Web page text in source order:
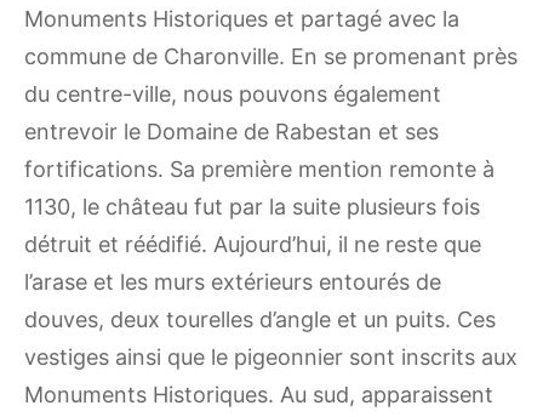
Monuments Historiques et partagé avec la
commune de Charonville. En se promenant près
du centre-ville, nous pouvons également
entrevoir le Domaine de Rabestan et ses
fortifications. Sa première mention remonte à
1130, le château fut par la suite plusieurs fois
détruit et réédifié. Aujourd’hui, il ne reste que
l’arase et les murs extérieurs entourés de
douves, deux tourelles d’angle et un puits. Ces
vestiges ainsi que le pigeonnier sont inscrits aux
Monuments Historiques. Au sud, apparaissent